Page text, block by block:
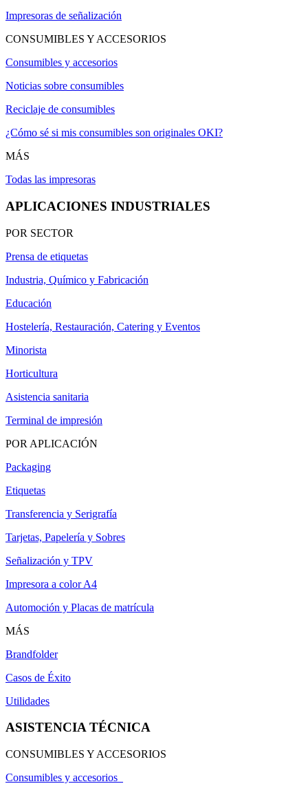
Impresoras de señalización
CONSUMIBLES Y ACCESORIOS
Consumibles y accesorios
Noticias sobre consumibles
Reciclaje de consumibles
¿Cómo sé si mis consumibles son originales OKI?
MÁS
Todas las impresoras
APLICACIONES INDUSTRIALES
POR SECTOR
Prensa de etiquetas
Industria, Químico y Fabricación
Educación
Hostelería, Restauración, Catering y Eventos
Minorista
Horticultura
Asistencia sanitaria
Terminal de impresión
POR APLICACIÓN
Packaging
Etiquetas
Transferencia y Serigrafía
Tarjetas, Papelería y Sobres
Señalización y TPV
Impresora a color A4
Automoción y Placas de matrícula
MÁS
Brandfolder
Casos de Éxito
Utilidades
ASISTENCIA TÉCNICA
CONSUMIBLES Y ACCESORIOS
Consumibles y accesorios